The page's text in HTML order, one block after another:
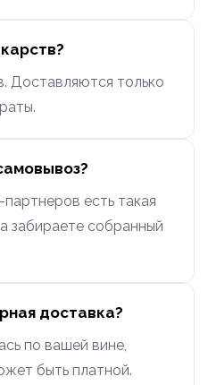
Доставляются только
есть такая
забираете собранный
доставка?
по вашей вине,
быть платной.